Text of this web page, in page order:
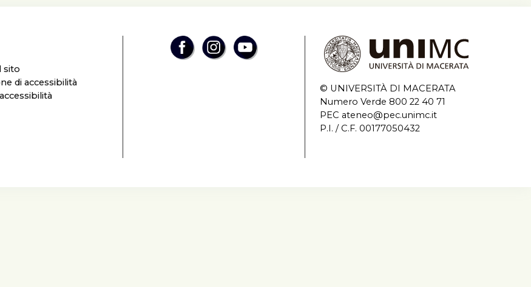
sito
di accessibilità
© UNIVERSITÀ DI MACERATA
Numero Verde 800 22 40 71
PEC ateneo@pec.unimc.it
P.I. / C.F. 00177050432